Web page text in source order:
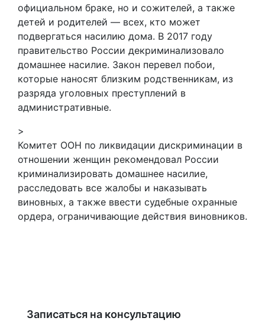
официальном браке, но и сожителей, а также
детей и родителей — всех, кто может
подвергаться насилию дома. В 2017 году
правительство России декриминализовало
домашнее насилие. Закон перевел побои,
которые наносят близким родственникам, из
разряда уголовных преступлений в
административные.
>
Комитет ООН по ликвидации дискриминации в
отношении женщин рекомендовал России
криминализировать домашнее насилие,
расследовать все жалобы и наказывать
виновных, а также ввести судебные охранные
ордера, ограничивающие действия виновников.
Записаться на консультацию